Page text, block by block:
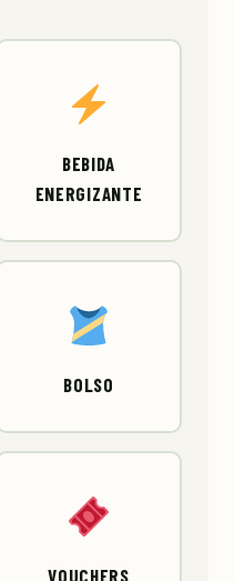
BEBIDA
ENERGIZANTE
BOLSO
VOUCHERS